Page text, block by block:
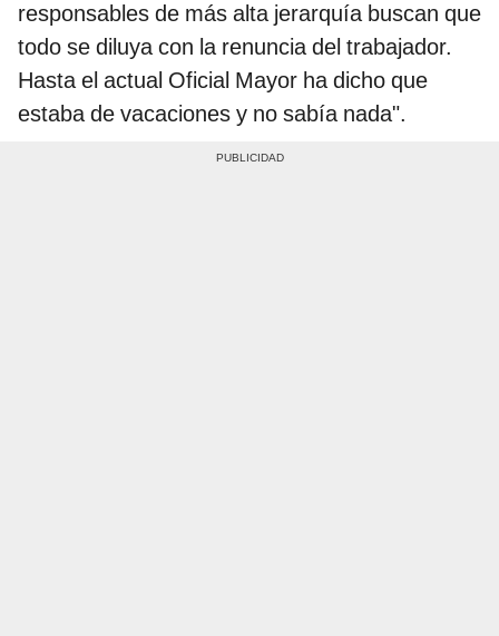
responsables de más alta jerarquía buscan que
todo se diluya con la renuncia del trabajador.
Hasta el actual Oficial Mayor ha dicho que
estaba de vacaciones y no sabía nada".